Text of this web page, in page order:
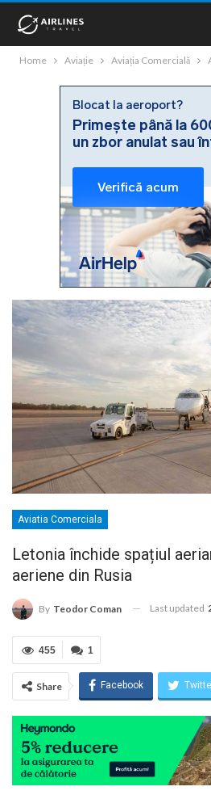
Home Aviație Aviația Comercială
Aviatia Comerciala
Letonia închide spațiul
aeriene din Rusia
By Teodor Coman Last updated
1
455
Share Facebook